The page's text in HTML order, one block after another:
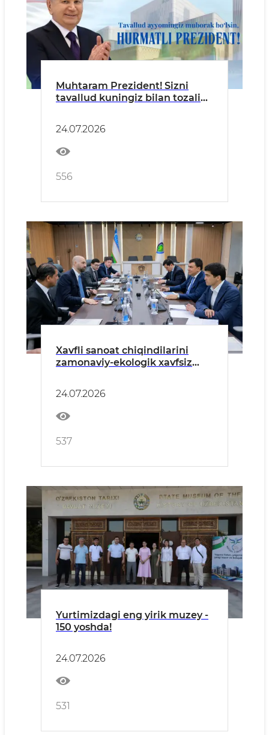
Muhtaram Prezident! Sizni
tavallud kuningiz bilan tozalik
24.07.2026
556
Xavfli sanoat chiqindilarini
zamonaviy-ekologik xavfsiz
24.07.2026
537
Yurtimizdagi eng yirik muzey -
150 yoshda!
24.07.2026
531